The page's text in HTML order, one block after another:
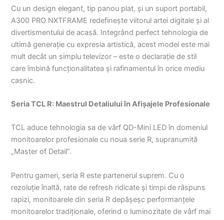
Cu un design elegant, tip panou plat, și un suport portabil,
A300 PRO NXTFRAME redefinește viitorul artei digitale și al
divertismentului de acasă. Integrând perfect tehnologia de
ultimă generație cu expresia artistică, acest model este mai
mult decât un simplu televizor – este o declarație de stil
care îmbină funcționalitatea și rafinamentul în orice mediu
casnic.
Seria TCL R: Maestrul Detaliului în Afișajele Profesionale
TCL aduce tehnologia sa de vârf QD-Mini LED în domeniul
monitoarelor profesionale cu noua serie R, supranumită
„Master of Detail”.
Pentru gameri, seria R este partenerul suprem. Cu o
rezoluție înaltă, rate de refresh ridicate și timpi de răspuns
rapizi, monitoarele din seria R depășeșc performanțele
monitoarelor tradiționale, oferind o luminozitate de vârf mai